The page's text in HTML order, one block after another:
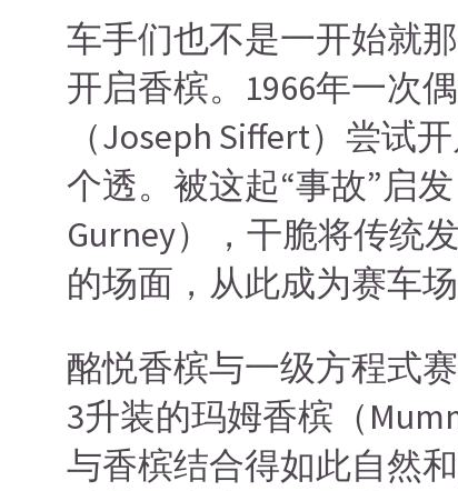
车手们也不是一开始就
开启香槟。1966年一次
（Joseph Siffert）尝试
个透。被这起“事故”启
Gurney），干脆将传统
的场面，从此成为赛车
酩悦香槟与一级方程式
3升装的玛姆香槟（
与香槟结合得如此自然